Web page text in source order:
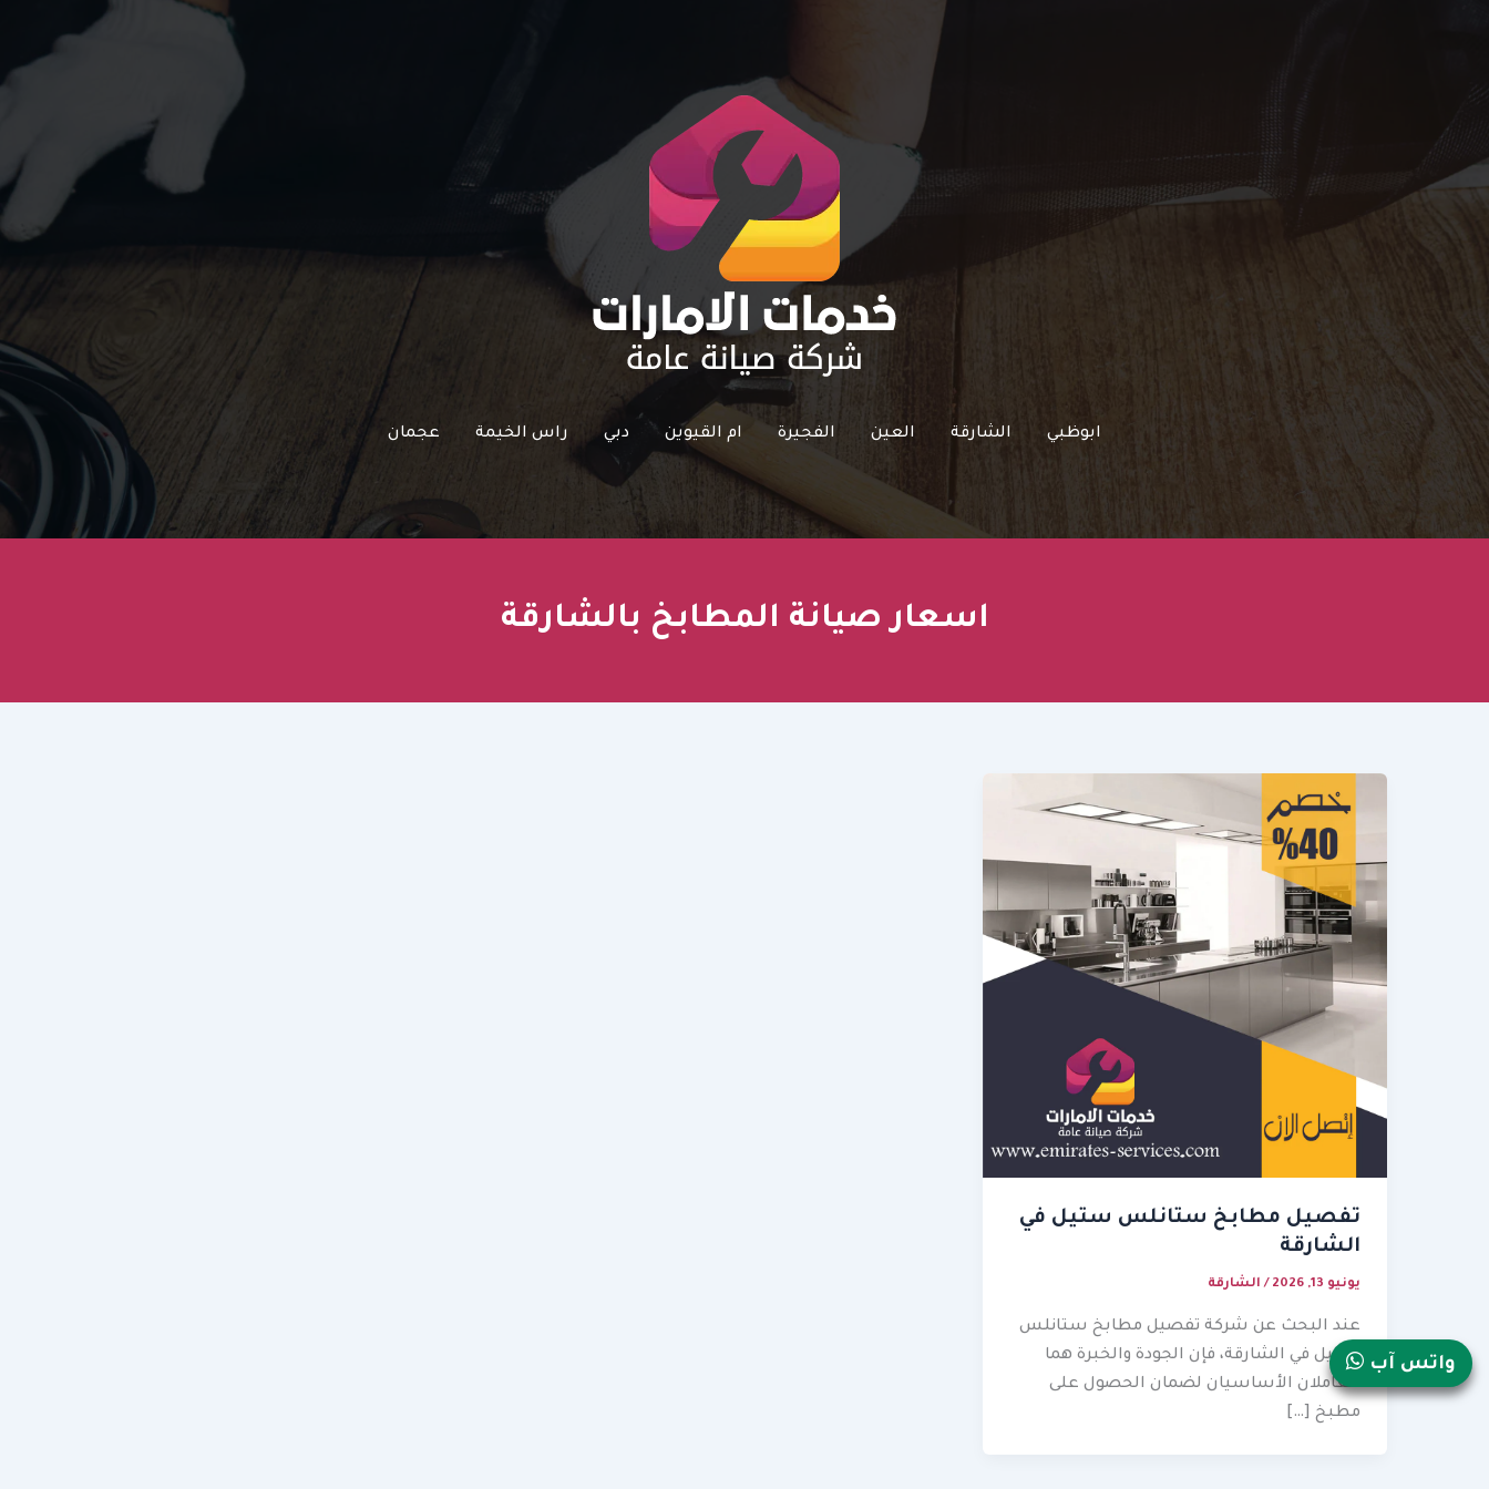
ابوظبي الشارقة العين الفجيرة ام القيوين دبي راس الخيمة عجمان
اسعار صيانة المطابخ بالشارقة
تفصيل مطابخ ستانلس ستيل في
الشارقة
يونيو 13, 2026 / الشارقة
عند البحث عن شركة تفصيل مطابخ ستانلس
ستيل في الشارقة، فإن الجودة والخبرة هما
العاملان الأساسيان لضمان الحصول على
مطبخ […]
واتس آب